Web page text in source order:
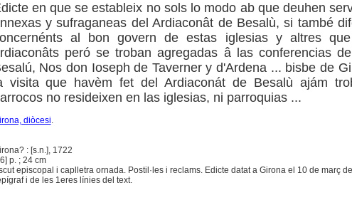
en que se estableix no sols lo modo ab que deuhen
y sufraganeas del Ardiaconât de Besalù, si també
al bon govern de estas iglesias y altres
peró se troban agregadas â las conferencias
Nos don Ioseph de Taverner y d'Ardena ... bisbe de
visita que havèm fet del Ardiaconát de Besalù ajám
no resideixen en las iglesias, ni parroquias ...
diòcesi.
: [s.n.], 1722
p. ; 24 cm
episcopal i caplletra ornada. Postil·les i reclams. Edicte datat a Girona el 10 de març
i de les 1eres línies del text.